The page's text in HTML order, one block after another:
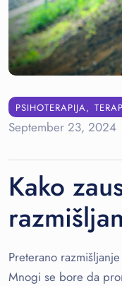
PSIHOTERAPIJA
September 23, 2024
Kako
Preterano
Mnogi se bore da